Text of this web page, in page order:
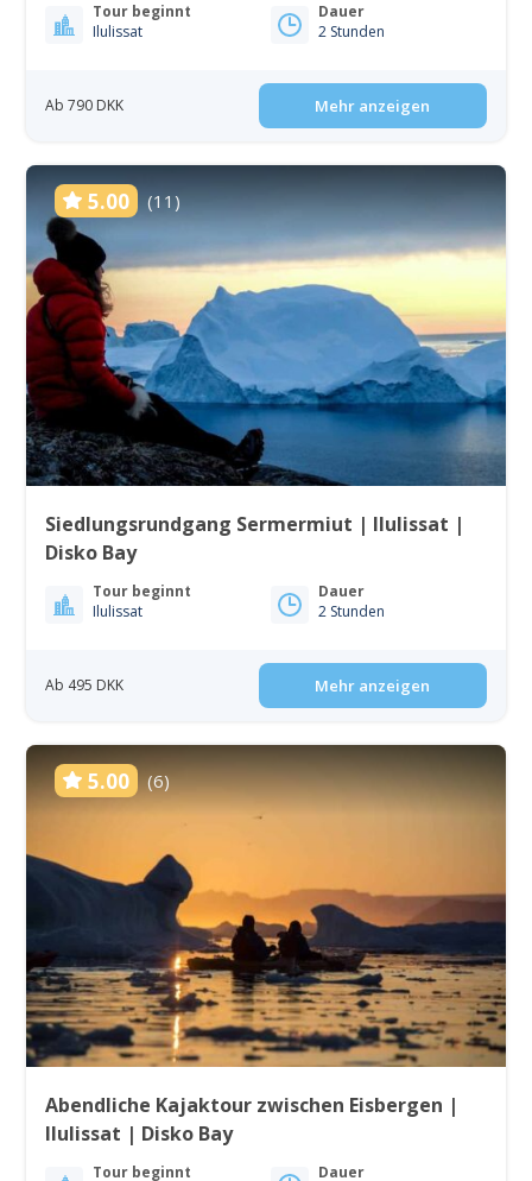
Tour beginnt
Ilulissat
Dauer
2 Stunden
Ab 790 DKK Mehr anzeigen
5.00 (11)
Siedlungsrundgang Sermermiut | Ilulissat |
Disko Bay
Tour beginnt
Ilulissat
Dauer
2 Stunden
Ab 495 DKK Mehr anzeigen
5.00 (6)
Abendliche Kajaktour zwischen Eisbergen |
Ilulissat | Disko Bay
Tour beginnt Dauer